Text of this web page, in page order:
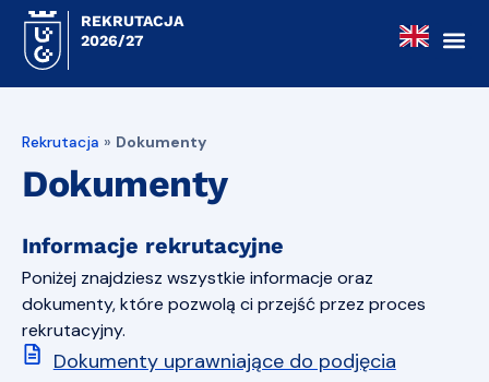
REKRUTACJA
2026/27
Rekrutacja » Dokumenty
Dokumenty
Informacje rekrutacyjne
Poniżej znajdziesz wszystkie informacje oraz
dokumenty, które pozwolą ci przejść przez proces
rekrutacyjny.
Dokumenty uprawniające do podjęcia